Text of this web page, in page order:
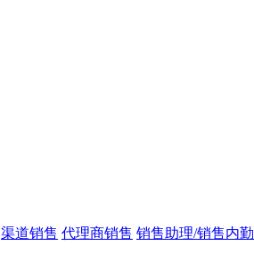
渠道销售 代理商销售 销售助理/销售内勤